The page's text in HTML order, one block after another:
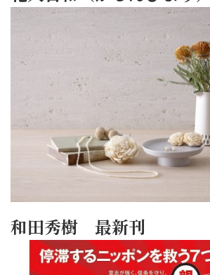
和田秀樹 最新刊